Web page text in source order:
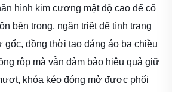
hình kim cương mật độ cao để cố
bên trong, ngăn triệt để tình trạng
gốc, đồng thời tạo dáng áo ba chiều
rộp mà vẫn đảm bảo hiệu quả giữ
khóa kéo đóng mở được phối